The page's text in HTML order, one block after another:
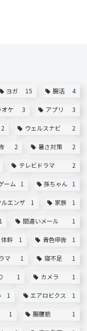
ヨガ 15 腸活 4
オケ 3 アプリ 3
2 ウェルスナビ 2
2 暑さ対策 2
テレビドラマ 2
ーム 1 孫ちゃん 1
エンザ 1 家族 1
1 間違いメール 1
体幹 1 青色申告 1
マ 1 寝不足 1
1 カメラ 1
1 エアロビクス 1
1 腸腰筋 1